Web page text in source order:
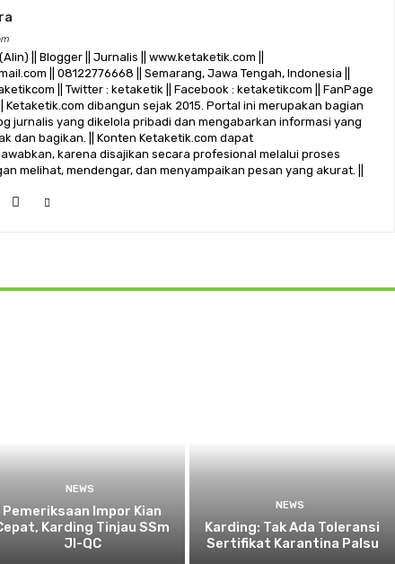
|| Blogger || Jurnalis || www.ketaketik.com ||
|| 08122776668 || Semarang, Jawa Tengah, Indonesia ||
|| Twitter : ketaketik || Facebook : ketaketikcom || FanPage
Ketaketik.com dibangun sejak 2015. Portal ini merupakan bagian
jurnalis yang dikelola pribadi dan mengabarkan informasi yang
dan bagikan. || Konten Ketaketik.com dapat
karena disajikan secara profesional melalui proses
melihat, mendengar, dan menyampaikan pesan yang akurat. ||
NEWS
Pemeriksaan Impor Kian
Karding Tinjau SSm
JI-QC
NEWS
Karding: Tak Ada Toleransi
Sertifikat Karantina Palsu